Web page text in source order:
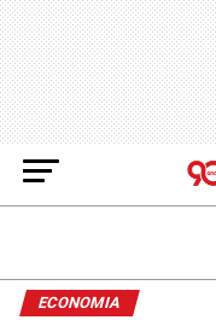
ECONOMIA